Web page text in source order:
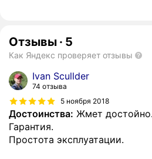
Отзывы · 5
Как Яндекс проверяет отзывы
Ivan Scullder
74 отзыва
5 ноября 2018
Достоинства: Жмет достойно.
Гарантия.
Простота эксплуатации.